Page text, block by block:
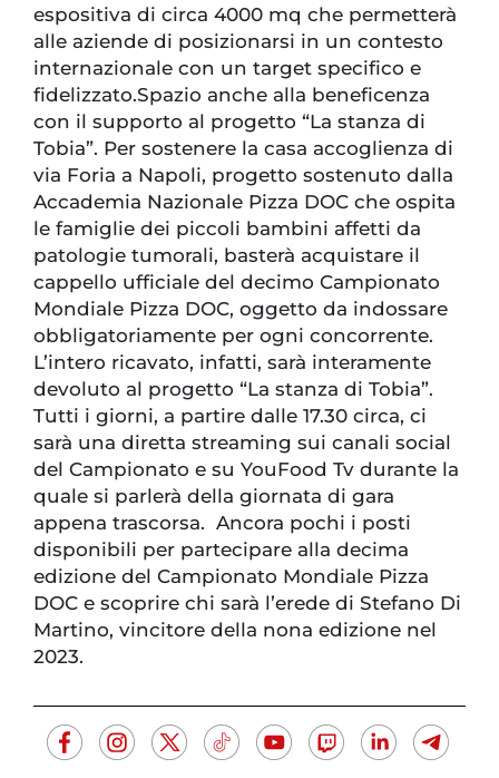
espositiva di circa 4000 mq che permetterà
alle aziende di posizionarsi in un contesto
internazionale con un target specifico e
fidelizzato.Spazio anche alla beneficenza
con il supporto al progetto “La stanza di
Tobia”. Per sostenere la casa accoglienza di
via Foria a Napoli, progetto sostenuto dalla
Accademia Nazionale Pizza DOC che ospita
le famiglie dei piccoli bambini affetti da
patologie tumorali, basterà acquistare il
cappello ufficiale del decimo Campionato
Mondiale Pizza DOC, oggetto da indossare
obbligatoriamente per ogni concorrente.
L’intero ricavato, infatti, sarà interamente
devoluto al progetto “La stanza di Tobia”.
Tutti i giorni, a partire dalle 17.30 circa, ci
sarà una diretta streaming sui canali social
del Campionato e su YouFood Tv durante la
quale si parlerà della giornata di gara
appena trascorsa. Ancora pochi i posti
disponibili per partecipare alla decima
edizione del Campionato Mondiale Pizza
DOC e scoprire chi sarà l’erede di Stefano Di
Martino, vincitore della nona edizione nel
2023.